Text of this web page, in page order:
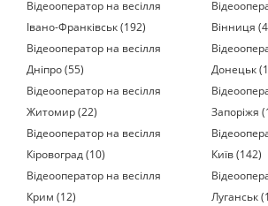
Відеооператор на весілля
Івано-Франківськ (192)
Вінниця
Відеооператор на весілля
Дніпро (55)
Донецьк
Відеооператор на весілля
Житомир (22)
Запоріжя
Відеооператор на весілля
Кіровоград (10)
Київ (142)
Відеооператор на весілля
Крим (12)
Луганськ